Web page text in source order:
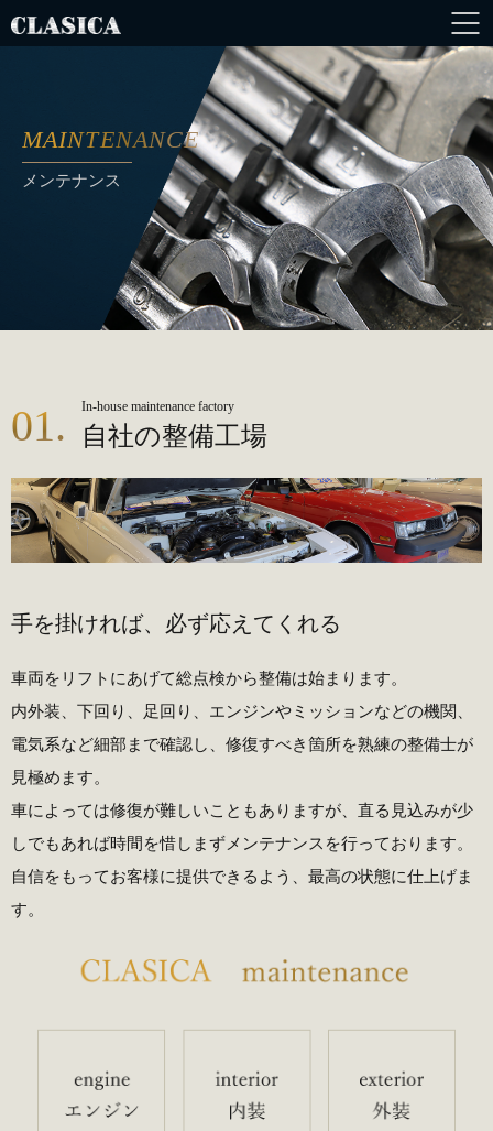
MAINTENANCE
メンテナンス
01. In-house maintenance factory
自社の整備工場
手を掛ければ、必ず応えてくれる
車両をリフトにあげて総点検から整備は始まります。
内外装、下回り、足回り、エンジンやミッションなどの機関、
電気系など細部まで確認し、修復すべき箇所を熟練の整備士が
見極めます。
車によっては修復が難しいこともありますが、直る見込みが少
しでもあれば時間を惜しまずメンテナンスを行っております。
自信をもってお客様に提供できるよう、最高の状態に仕上げま
す。